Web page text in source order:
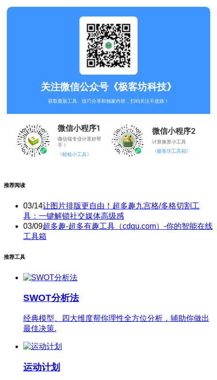
关注微信公众号《极客坊科技》
获取最新工具、技巧分享和独家内容，扫码关注不迷路！
微信小程序1
微信端专业计算好帮
手！
《蛙蛙小工具》
微信小程序2
计算换算小工具
《极客坊工具箱》
推荐阅读
03/14让图片排版更自由！超多趣九宫格/多格切割工
具：一键解锁社交媒体高级感
03/09超多趣-超多有趣工具（cdqu.com）-你的智能在线
工具箱
推荐工具
SWOT分析法
经典模型、四大维度帮你理性全方位分析，辅助你做出
最佳决策.
运动计划